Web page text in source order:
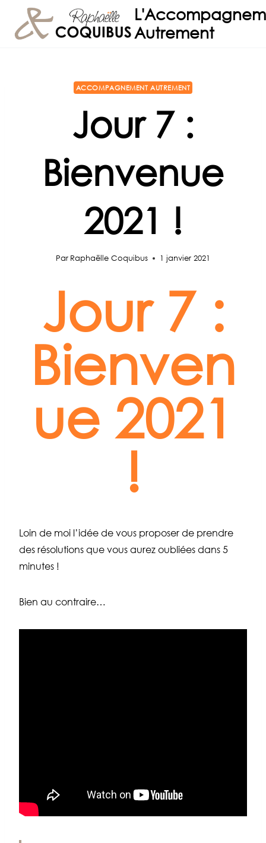
contenu
Autrement
ACCOMPAGNEMENT AUTREMENT
Jour 7 :
Bienvenue
2021 !
Par Raphaëlle Coquibus 1 janvier 2021
Jour 7 :
Bienven
ue 2021
!
Loin de moi l’idée de vous proposer de prendre
des résolutions que vous aurez oubliées dans 5
minutes !
Bien au contraire…